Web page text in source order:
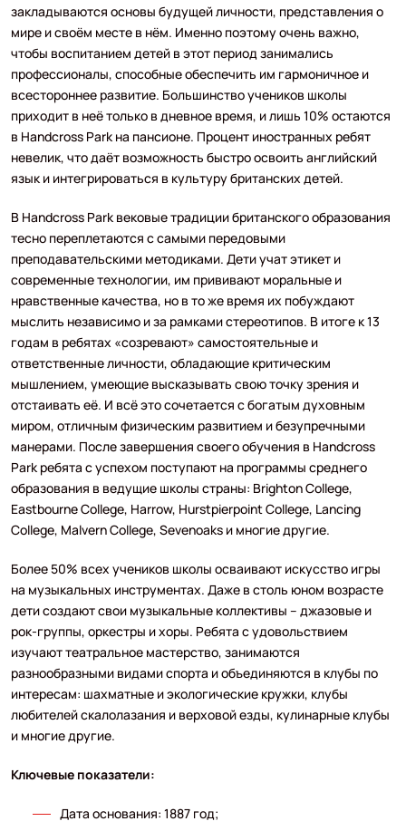
закладываются основы будущей личности, представления о
мире и своём месте в нём. Именно поэтому очень важно,
чтобы воспитанием детей в этот период занимались
профессионалы, способные обеспечить им гармоничное и
всестороннее развитие. Большинство учеников школы
приходит в неё только в дневное время, и лишь 10% остаются
в Handcross Park на пансионе. Процент иностранных ребят
невелик, что даёт возможность быстро освоить английский
язык и интегрироваться в культуру британских детей.
В Handcross Park вековые традиции британского образования
тесно переплетаются с самыми передовыми
преподавательскими методиками. Дети учат этикет и
современные технологии, им прививают моральные и
нравственные качества, но в то же время их побуждают
мыслить независимо и за рамками стереотипов. В итоге к 13
годам в ребятах «созревают» самостоятельные и
ответственные личности, обладающие критическим
мышлением, умеющие высказывать свою точку зрения и
отстаивать её. И всё это сочетается с богатым духовным
миром, отличным физическим развитием и безупречными
манерами. После завершения своего обучения в Handcross
Park ребята с успехом поступают на программы среднего
образования в ведущие школы страны: Brighton College,
Eastbourne College, Harrow, Hurstpierpoint College, Lancing
College, Malvern College, Sevenoaks и многие другие.
Более 50% всех учеников школы осваивают искусство игры
на музыкальных инструментах. Даже в столь юном возрасте
дети создают свои музыкальные коллективы – джазовые и
рок-группы, оркестры и хоры. Ребята с удовольствием
изучают театральное мастерство, занимаются
разнообразными видами спорта и объединяются в клубы по
интересам: шахматные и экологические кружки, клубы
любителей скалолазания и верховой езды, кулинарные клубы
и многие другие.
Ключевые показатели:
Дата основания: 1887 год;